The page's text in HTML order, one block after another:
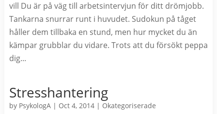
vill Du är på väg till arbetsintervjun för ditt drömjobb.
Tankarna snurrar runt i huvudet. Sudokun på tåget
håller dem tillbaka en stund, men hur mycket du än
kämpar grubblar du vidare. Trots att du försökt peppa
dig...
Stresshantering
by PsykologA| Oct 4, 2014| Okategoriserade